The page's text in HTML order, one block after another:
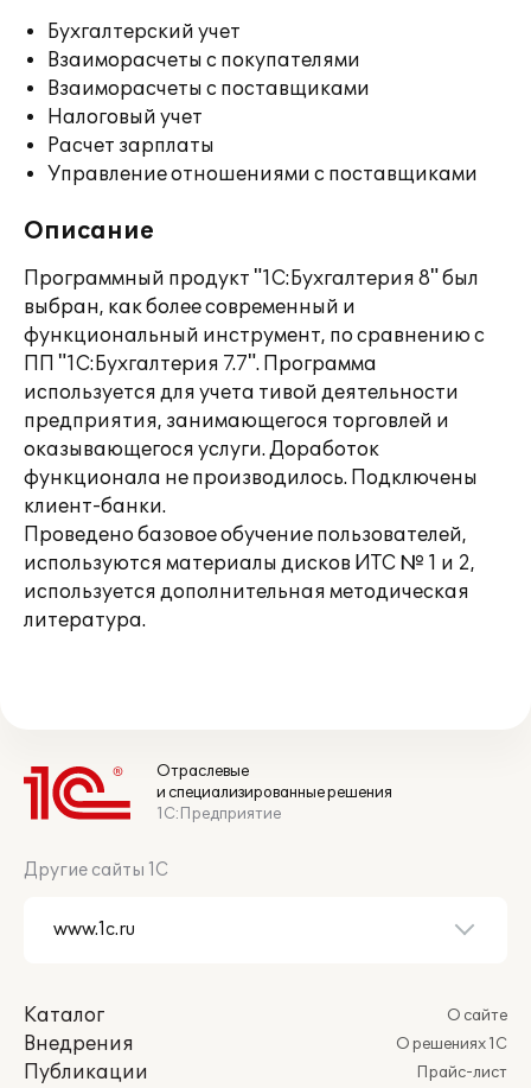
Бухгалтерский учет
Взаиморасчеты с покупателями
Взаиморасчеты с поставщиками
Налоговый учет
Расчет зарплаты
Управление отношениями с поставщиками
Описание
Программный продукт "1С:Бухгалтерия 8" был
выбран, как более современный и
функциональный инструмент, по сравнению с
ПП "1С:Бухгалтерия 7.7". Программа
используется для учета тивой деятельности
предприятия, занимающегося торговлей и
оказывающегося услуги. Доработок
функционала не производилось. Подключены
клиент-банки.
Проведено базовое обучение пользователей,
используются материалы дисков ИТС № 1 и 2,
используется дополнительная методическая
литература.
Отраслевые
и специализированные решения
1С:Предприятие
Другие сайты 1С
Каталог
Внедрения
Публикации
О сайте
О решениях 1С
Прайс-лист